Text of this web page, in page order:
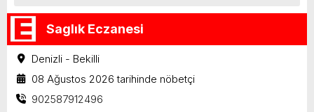
Saglık Eczanesi
Denizli - Bekilli
08 Ağustos 2026 tarihinde nöbetçi
902587912496